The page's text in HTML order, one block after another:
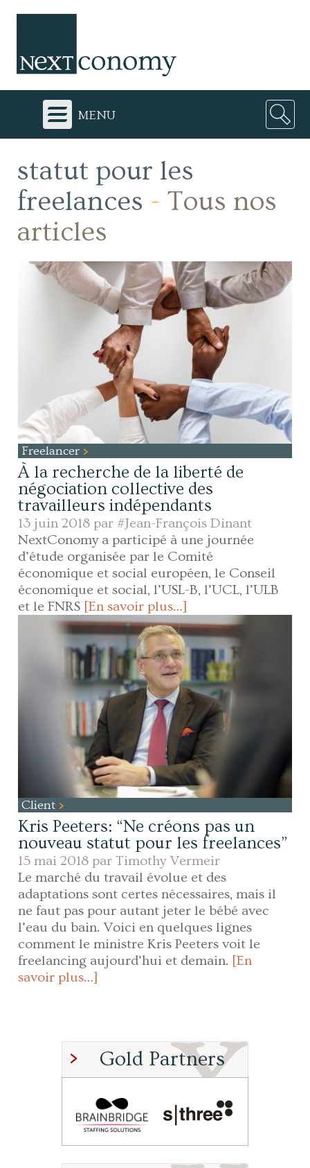
menu
statut pour les
freelances - Tous nos
articles
Freelancer
À la recherche de la liberté de
négociation collective des
travailleurs indépendants
13 juin 2018 par #Jean-François Dinant
NextConomy a participé à une journée
d’étude organisée par le Comité
économique et social européen, le Conseil
économique et social, l’USL-B, l’UCL, l’ULB
et le FNRS [En savoir plus…]
Client
Kris Peeters: “Ne créons pas un
nouveau statut pour les freelances”
15 mai 2018 parTimothy Vermeir
Le marché du travail évolue et des
adaptations sont certes nécessaires, mais il
ne faut pas pour autant jeter le bébé avec
l’eau du bain. Voici en quelques lignes
comment le ministre Kris Peeters voit le
freelancing aujourd’hui et demain. [En
savoir plus…]
Gold Partners